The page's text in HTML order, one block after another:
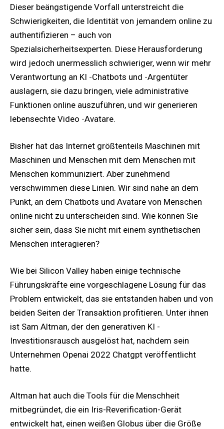
Dieser beängstigende Vorfall unterstreicht die
Schwierigkeiten, die Identität von jemandem online zu
authentifizieren – auch von
Spezialsicherheitsexperten. Diese Herausforderung
wird jedoch unermesslich schwieriger, wenn wir mehr
Verantwortung an KI -Chatbots und -Argentüter
auslagern, sie dazu bringen, viele administrative
Funktionen online auszuführen, und wir generieren
lebensechte Video -Avatare.
Bisher hat das Internet größtenteils Maschinen mit
Maschinen und Menschen mit dem Menschen mit
Menschen kommuniziert. Aber zunehmend
verschwimmen diese Linien. Wir sind nahe an dem
Punkt, an dem Chatbots und Avatare von Menschen
online nicht zu unterscheiden sind. Wie können Sie
sicher sein, dass Sie nicht mit einem synthetischen
Menschen interagieren?
Wie bei Silicon Valley haben einige technische
Führungskräfte eine vorgeschlagene Lösung für das
Problem entwickelt, das sie entstanden haben und von
beiden Seiten der Transaktion profitieren. Unter ihnen
ist Sam Altman, der den generativen KI -
Investitionsrausch ausgelöst hat, nachdem sein
Unternehmen Openai 2022 Chatgpt veröffentlicht
hatte.
Altman hat auch die Tools für die Menschheit
mitbegründet, die ein Iris-Reverification-Gerät
entwickelt hat, einen weißen Globus über die Größe